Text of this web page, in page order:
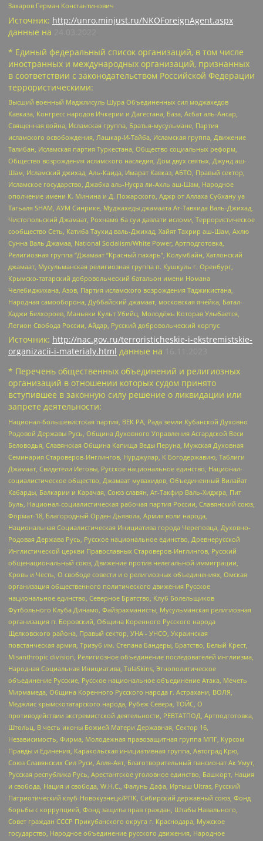
Захаров Герман Константинович
Источник: http://unro.minjust.ru/NKOForeignAgent.aspx
данные на
* Единый федеральный список организаций, в том числе
иностранных и международных организаций, признанных
в соответствии с законодательством Российской Федерации
террористическими:
Высший военный Маджлисуль Шура Объединенных сил моджахедов
Кавказа, Конгресс народов Ичкерии и Дагестана, База, Асбат аль-Ансар,
Священная война, Исламская группа, Братья-мусульмане, Партия
исламского освобождения, Лашкар-И-Тайба, Исламская группа, Движение
Талибан, Исламская партия Туркестана, Общество социальных реформ,
Общество возрождения исламского наследия, Дом двух святых, Джунд аш-
Шам, Исламский джихад, Аль-Каида, Имарат Кавказ, АБТО, Правый сектор,
Исламское государство, Джабха аль-Нусра ли-Ахль аш-Шам, Народное
ополчение имени К. Минина и Д. Пожарского, Аджр от Аллаха Субхану уа
Тагьаля SHAM, АУМ Синрике, Муджахеды джамаата Ат-Тавхида Валь-Джихад,
Чистопольский Джамаат, Рохнамо ба суи давлати исломи, Террористическое
сообщество Сеть, Катиба Таухид валь-Джихад, Хайят Тахрир аш-Шам, Ахлю
Сунна Валь Джамаа, National Socialism/White Power, Артподготовка,
Религиозная группа “Джамаат “Красный пахарь”, Колумбайн, Хатлонский
джамаат, Мусульманская религиозная группа п. Кушкуль г. Оренбург,
Крымско-татарский добровольческий батальон имени Номана
Челебиджихана, Азов, Партия исламского возрождения Таджикистана,
Народная самооборона, Дуббайский джамаат, московская ячейка, Батал-
Хаджи Белхороев, Маньяки Культ Убийц, Молодёжь Которая Улыбается,
Легион Свобода России, Айдар, Русский добровольческий корпус
Источник: http://nac.gov.ru/terroristicheskie-i-ekstremistskie-
organizacii-i-materialy.html данные на
* Перечень общественных объединений и религиозных
организаций в отношении которых судом принято
вступившее в законную силу решение о ликвидации или
запрете деятельности:
Национал-большевистская партия, ВЕК РА, Рада земли Кубанской Духовно
Родовой Державы Русь, Община Духовного Управления Асгардской Веси
Беловодья, Славянская Община Капища Веды Перуна, Мужская Духовная
Семинария Староверов-Инглингов, Нурджулар, К Богодержавию, Таблиги
Джамаат, Свидетели Иеговы, Русское национальное единство, Национал-
социалистическое общество, Джамаат мувахидов, Объединенный Вилайат
Кабарды, Балкарии и Карачая, Союз славян, Ат-Такфир Валь-Хиджра, Пит
Буль, Национал-социалистическая рабочая партия России, Славянский союз,
Формат-18, Благородный Орден Дьявола, Армия воли народа,
Национальная Социалистическая Инициатива города Череповца, Духовно-
Родовая Держава Русь, Русское национальное единство, Древнерусской
Инглистической церкви Православных Староверов-Инглингов, Русский
общенациональный союз, Движение против нелегальной иммиграции,
Кровь и Честь, О свободе совести и о религиозных объединениях, Омская
организация общественного политического движения Русское
национальное единство, Северное Братство, Клуб Болельщиков
Футбольного Клуба Динамо, Файзрахманисты, Мусульманская религиозная
организация п. Боровский, Община Коренного Русского народа
Щелковского района, Правый сектор, УНА - УНСО, Украинская
повстанческая армия, Тризуб им. Степана Бандеры, Братство, Белый Крест,
Misanthropic division, Религиозное объединение последователей инглиизма,
Народная Социальная Инициатива, TulaSkins, Этнополитическое
объединение Русские, Русское национальное объединение Атака, Мечеть
Мирмамеда, Община Коренного Русского народа г. Астрахани, ВОЛЯ,
Меджлис крымскотатарского народа, Рубеж Севера, ТОЙС, О
противодействии экстремистской деятельности, РЕВТАТПОД, Артподготовка,
Штольц, В честь иконы Божией Матери Державная, Сектор 16,
Независимость, Фирма, Молодежная правозащитная группа МПГ, Курсом
Правды и Единения, Каракольская инициативная группа, Автоград Крю,
Союз Славянских Сил Руси, Алля-Аят, Благотворительный пансионат Ак Умут,
Русская республика Русь, Арестантское уголовное единство, Башкорт, Нация
и свобода, Нация и свобода, W.H.С., Фалунь Дафа, Иртыш Ultras, Русский
Патриотический клуб-Новокузнецк/РПК, Сибирский державный союз, Фонд
борьбы с коррупцией, Фонд защиты прав граждан, Штабы Навального,
Совет граждан СССР Прикубанского округа г. Краснодара, Мужское
государство, Народное объединение русского движения, Народное